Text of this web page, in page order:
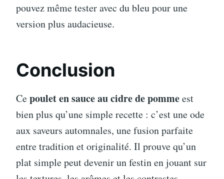
pouvez même tester avec du bleu pour une
version plus audacieuse.
Conclusion
Cepoulet en sauce au cidre de pommeest
bien plus qu’une simple recette : c’est une ode
aux saveurs automnales, une fusion parfaite
entre tradition et originalité. Il prouve qu’un
plat simple peut devenir un festin en jouant sur